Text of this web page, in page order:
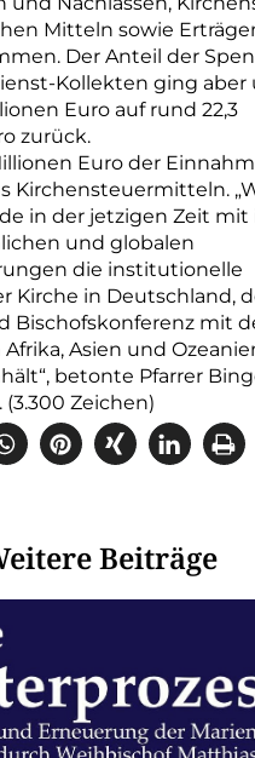
Mitteln sowie
Der Anteil der
Kollekten ging aber
Euro auf rund 22,3
zurück.
Euro der
Kirchensteuermitteln.
in der jetzigen Zeit mit
und globalen
die institutionelle
Kirche in Deutschland,
Bischofskonferenz mit
Asien und
betonte Pfarrer
(3.300 Zeichen)
Beiträge
100